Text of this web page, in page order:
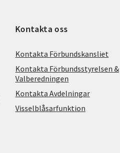
Kontakta oss
Kontakta Förbundskansliet
Kontakta Förbundsstyrelsen &
Valberedningen
Kontakta Avdelningar
Visselblåsarfunktion